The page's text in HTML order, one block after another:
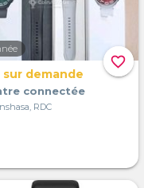
favorite_border
sur demande
connectée
RDC